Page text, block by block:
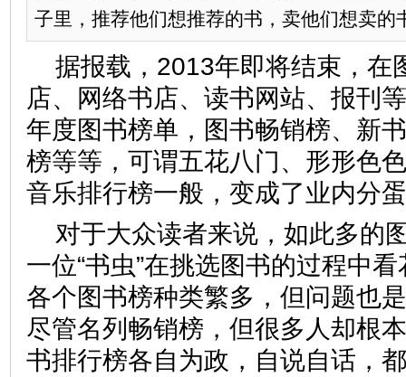
子里，推荐他们想推荐的书，卖他们想卖的
据报载，2013年即将结束，在
店、网络书店、读书网站、报刊
年度图书榜单，图书畅销榜、新
榜等等，可谓五花八门、形形色
音乐排行榜一般，变成了业内分
对于大众读者来说，如此多的
一位“书虫”在挑选图书的过程中
各个图书榜种类繁多，但问题也
尽管名列畅销榜，但很多人却根
书排行榜各自为政，自说自话，